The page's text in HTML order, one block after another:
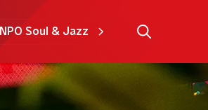
NPO Soul & Jazz